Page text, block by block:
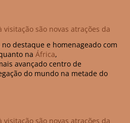
no destaque e homenageado com
na África,
avançado centro de
do mundo na metade do